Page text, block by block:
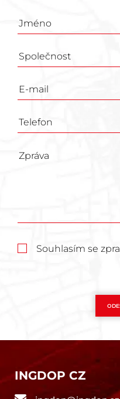
Poptávkový
Souhlasím se
INGDOP CZ